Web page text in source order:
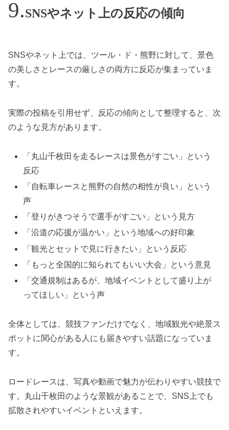
SNSやネット上の反応の傾向
SNSやネット上では、ツール・ド・熊野に対して、景色
の美しさとレースの厳しさの両方に反応が集まっていま
す。
実際の投稿を引用せず、反応の傾向として整理すると、次
のような見方があります。
「丸山千枚田を走るレースは景色がすごい」という
反応
「自転車レースと熊野の自然の相性が良い」という
声
「登りがきつそうで選手がすごい」という見方
「沿道の応援が温かい」という地域への好印象
「観光とセットで見に行きたい」という反応
「もっと全国的に知られてもいい大会」という意見
「交通規制はあるが、地域イベントとして盛り上が
ってほしい」という声
全体としては、競技ファンだけでなく、地域観光や絶景ス
ポットに関心がある人にも届きやすい話題になっていま
す。
ロードレースは、写真や動画で魅力が伝わりやすい競技で
す。丸山千枚田のような景観があることで、SNS上でも
拡散されやすいイベントといえます。